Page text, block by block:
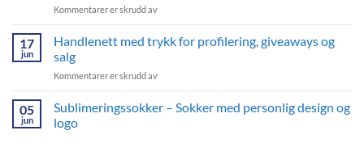
bedrift
sublimeringskopper
Kommentarer er skrudd avfor
tekstilfolie
til
og
tekstiltrykk
17
jun
Handlenett med trykk for profilering, giveaways og
salg
Kommentarer er skrudd avfor
05
jun
Sublimeringssokker – Sokker med personlig design og
logo